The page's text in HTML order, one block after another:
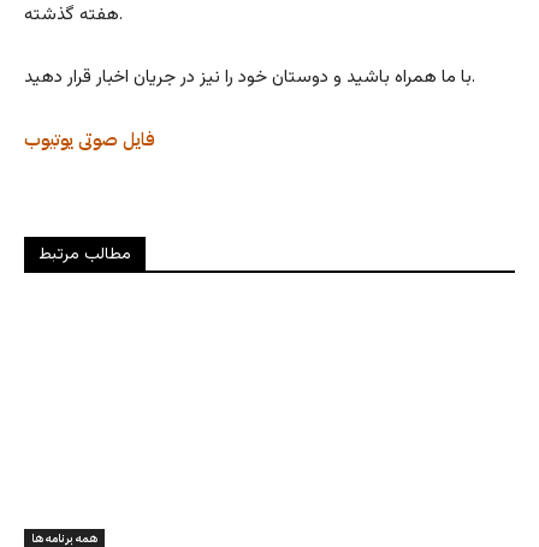
هفته گذشته.
با ما همراه باشید و دوستان خود را نیز در جریان اخبار قرار دهید.
یوتیوب فایل صوتی
مطالب مرتبط
همه برنامه ها